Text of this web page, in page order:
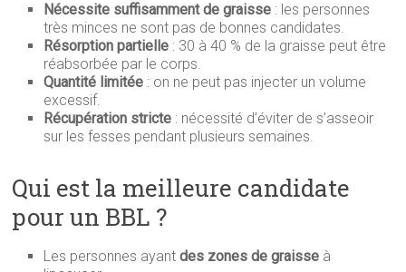
Nécessite suffisamment de graisse : les personnes
très minces ne sont pas de bonnes candidates.
Résorption partielle : 30 à 40 % de la graisse peut être
réabsorbée par le corps.
Quantité limitée : on ne peut pas injecter un volume
excessif.
Récupération stricte : nécessité d’éviter de s’asseoir
sur les fesses pendant plusieurs semaines.
Qui est la meilleure candidate
pour un BBL ?
Les personnes ayantdes zones de graisse à